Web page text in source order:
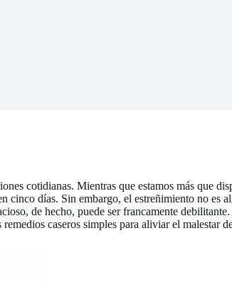
cotidianas. Mientras que estamos más que
cinco días. Sin embargo, el estreñimiento no es
de hecho, puede ser francamente
caseros simples para aliviar el malestar